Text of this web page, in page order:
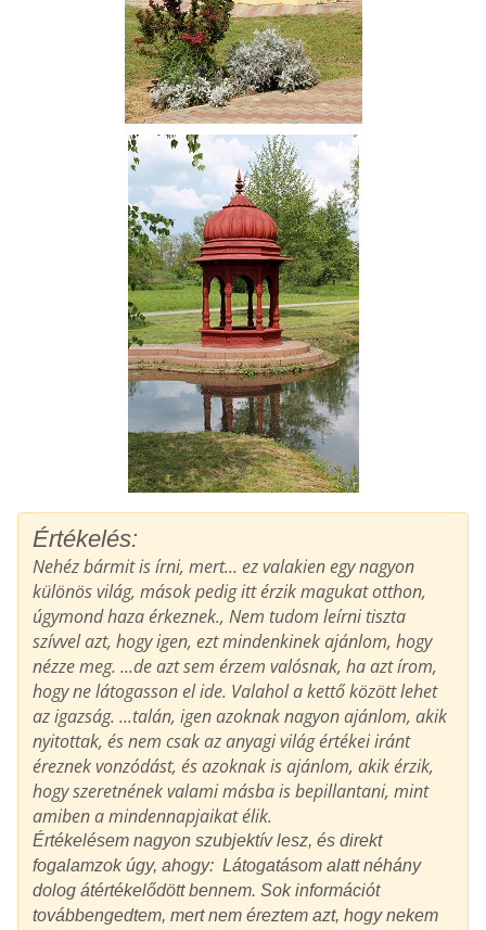
Értékelés:
Nehéz bármit is írni, mert... ez valakien egy nagyon
különös világ, mások pedig itt érzik magukat otthon,
úgymond haza érkeznek., Nem tudom leírni tiszta
szívvel azt, hogy igen, ezt mindenkinek ajánlom, hogy
nézze meg. ...de azt sem érzem valósnak, ha azt írom,
hogy ne látogasson el ide. Valahol a kettő között lehet
az igazság. ...talán, igen azoknak nagyon ajánlom, akik
nyitottak, és nem csak az anyagi világ értékei iránt
éreznek vonzódást, és azoknak is ajánlom, akik érzik,
hogy szeretnének valami másba is bepillantani, mint
amiben a mindennapjaikat élik.
Értékelésem nagyon szubjektív lesz, és direkt
fogalamzok úgy, ahogy: Látogatásom alatt néhány
dolog átértékelődött bennem. Sok információt
továbbengedtem, mert nem éreztem azt, hogy nekem